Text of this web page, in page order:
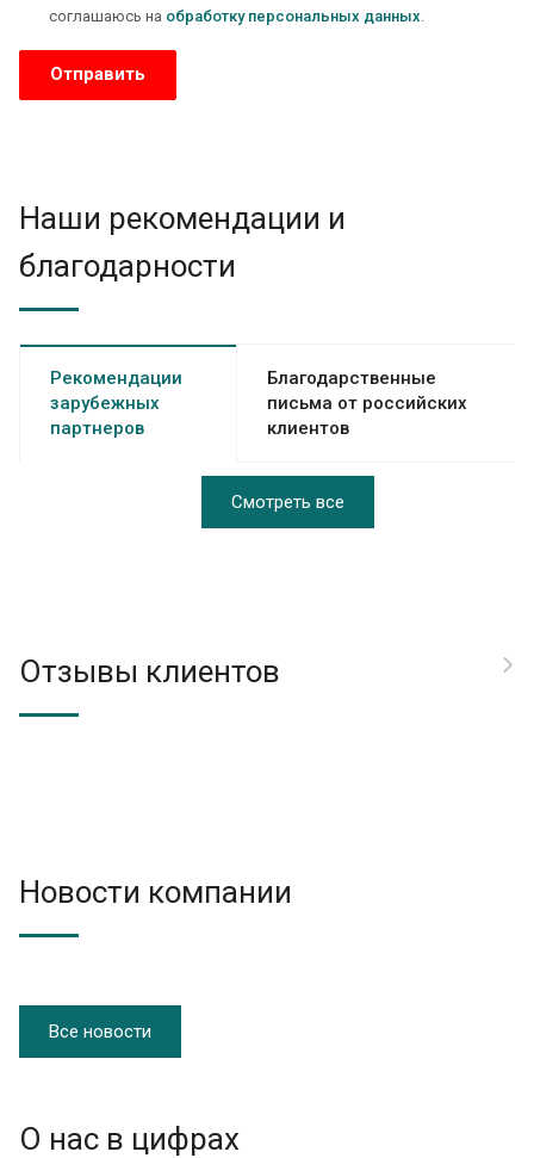
соглашаюсь на обработку персональных данных
Наши рекомендации и
благодарности
Рекомендации
зарубежных
партнеров
Благодарственные
письма от российских
клиентов
Смотреть все
Отзывы клиентов
Новости компании
Все новости
О нас в цифрах